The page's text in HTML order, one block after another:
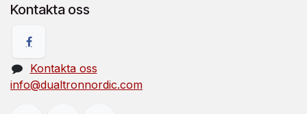
Kontakta oss
Kontakta oss
info@dualtronnordic.com